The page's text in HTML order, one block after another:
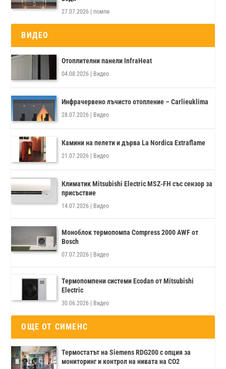
27.07.2026 | помпи
ВИДЕО
Отоплителни панели InfraHeat
04.08.2026 | Видео
Инфрачервено лъчисто отопление – Carlieuklima
28.07.2026 | Видео
Камини на пелети и дърва La Nordica Extraflame
21.07.2026 | Видео
Климатик Mitsubishi Electric MSZ-FH със сензор за
присъствие
14.07.2026 | Видео
Моноблок термопомпа Compress 2000 AWF от
Bosch
07.07.2026 | Видео
Термопомпени системи Ecodan от Mitsubishi
Electric
30.06.2026 | Видео
ОЩЕ ОТ СИМЕНС
Термостатът на Siemens RDG200 с опция за
мониторинг и контрол на нивата на CO2